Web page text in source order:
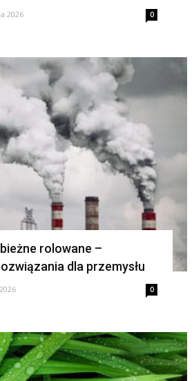
2026 0
rolowane –
dla przemysłu
0